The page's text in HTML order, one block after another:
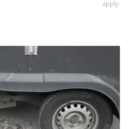
apply.